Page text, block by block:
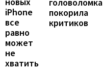
iPhone
все
равно
может
не
хватить
покорила
критиков